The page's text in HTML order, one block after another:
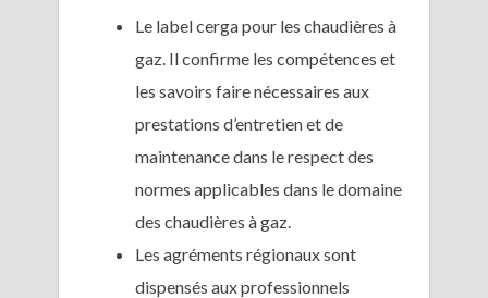
Le label cerga pour les chaudières à
gaz. Il confirme les compétences et
les savoirs faire nécessaires aux
prestations d’entretien et de
maintenance dans le respect des
normes applicables dans le domaine
des chaudières à gaz.
Les agréments régionaux sont
dispensés aux professionnels